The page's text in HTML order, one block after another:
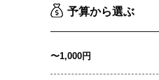
予算から選ぶ
〜1,000円